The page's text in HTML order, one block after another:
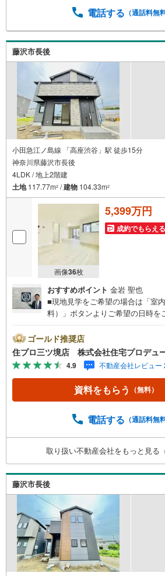
【定年時の住宅ローン残高】【住
ナス】これから多くなる【教育費
まる【住宅ローン返済】65歳以上
費用負担】住宅探しの【このタイ
明確にしていきませんか？？
電話する （通話料無
藤沢市長後
小田急江ノ島線 「高座渋谷」駅 徒歩15分
神奈川県藤沢市長後
4LDK / 地上2階建
土地117.77m2 /建物 104.33m2
画像36枚
5,399万円
成約でもらえる
おすすめポイント 金岩 聖也
■現地見学をご希望の場合は「室
料）」ボタンよりご希望の日時を
リアに強い！ 住プロは、藤沢市・
買専門会社です！最新物件情報や
情報も多数ございますので、お気
---------- 弊社独自の住宅ローン提案システム 弊社ではファ
イナンシャル専門スタッフによ
ス】【ファイナンシャルプラン
ローン残高】【住宅購入者だけが
多くなる【教育費】住宅を買った
ン返済】65歳以上から必要になる
探しの【このタイミング】で不安
ませんか？？ --------------
ゴールド推奨店
住プロ三ツ境店 株式会社住宅プロデュ
4.9 不動産会社レビュー
資料をもらう （無料）
電話する （通話料無
取り扱い不動産会社をもっと見る
藤沢市長後